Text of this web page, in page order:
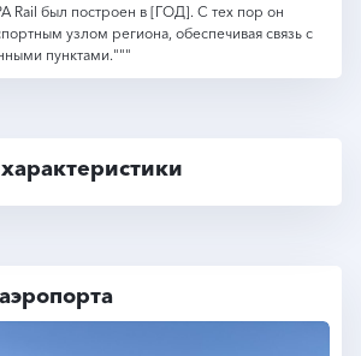
Rail был построен в [ГОД]. С тех пор он
узлом региона, обеспечивая связь с
пунктами."""